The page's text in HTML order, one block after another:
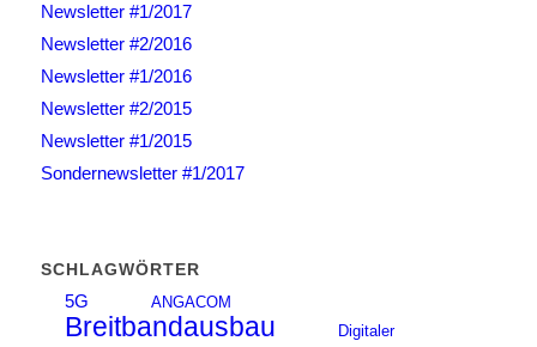
Newsletter #1/2017
Newsletter #2/2016
Newsletter #1/2016
Newsletter #2/2015
Newsletter #1/2015
Sondernewsletter #1/2017
SCHLAGWÖRTER
5G ANGACOM
Breitbandausbau
Digitaler